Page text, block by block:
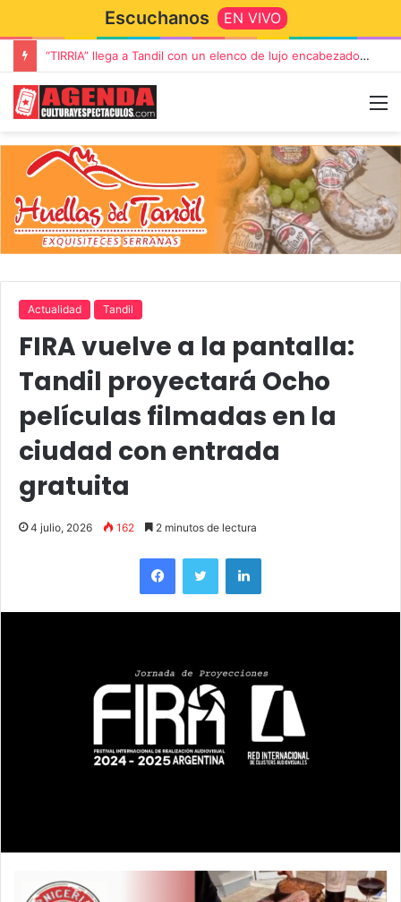
Escuchanos EN VIVO
“TIRRIA” llega a Tandil con un elenco de lujo encabezado por Capusotto, Spregelburd y Stefani
Actualidad Tandil
FIRA vuelve a la pantalla:
Tandil proyectará Ocho
películas filmadas en la
ciudad con entrada
gratuita
4 julio, 2026 162 2 minutos de lectura